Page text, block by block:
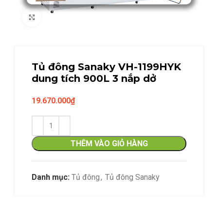
Tủ đông Sanaky VH-1199HYK
dung tích 900L 3 nắp dở
19.670.000₫
THÊM VÀO GIỎ HÀNG
Danh mục: Tủ đông, Tủ đông Sanaky